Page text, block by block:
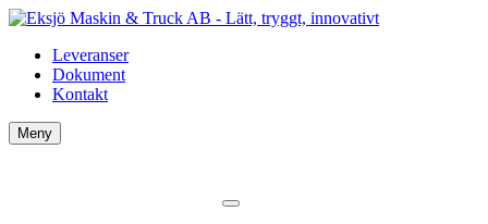
Leveranser
Dokument
Kontakt
Meny